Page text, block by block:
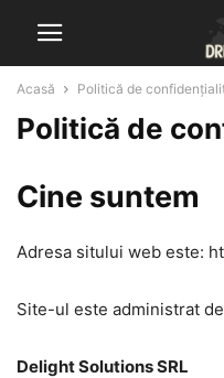
Acasă Politică de
Politică de
Cine suntem
Adresa sitului web este:
Site-ul este administrat
Delight Solutions SRL